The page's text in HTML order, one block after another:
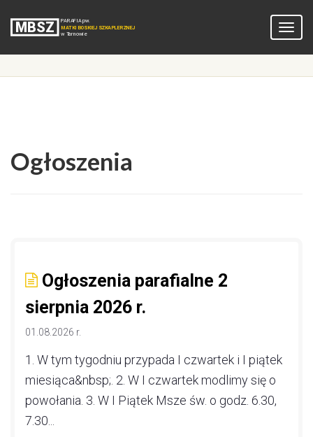
Ogłoszenia
Ogłoszenia parafialne 2
sierpnia 2026 r.
01.08.2026 r.
1. W tym tygodniu przypada I czwartek i I piątek
miesiąca&nbsp;. 2. W I czwartek modlimy się o
powołania. 3. W I Piątek Msze św. o godz. 6.30,
7.30...